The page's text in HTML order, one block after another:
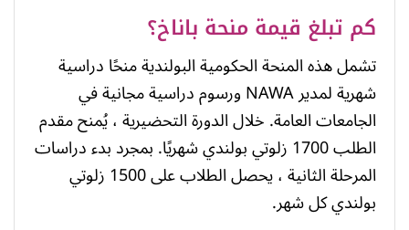
كم تبلغ قيمة منحة باناخ؟
تشمل هذه المنحة الحكومية البولندية منحًا دراسية
شهرية لمدير NAWA ورسوم دراسية مجانية في
الجامعات العامة. خلال الدورة التحضيرية ، يُمنح مقدم
الطلب 1700 زلوتي بولندي شهريًا. بمجرد بدء دراسات
المرحلة الثانية ، يحصل الطلاب على 1500 زلوتي
بولندي كل شهر.